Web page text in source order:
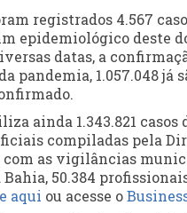
registrados 4.567
epidemiológico deste
datas, a
pandemia, 1.057.048 já
ainda 1.343.821 casos
compiladas pela
as vigilâncias
50.384
aqui ou acesse o